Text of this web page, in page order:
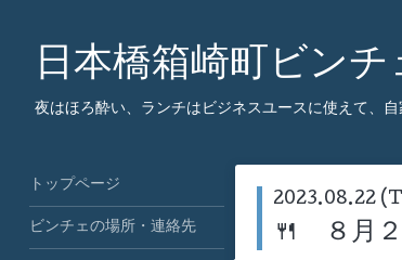
日本橋箱崎町ビンチ
夜はほろ酔い、ランチはビジネスユースに使えて、
2023.08.22
🍴 ８月２
トップページ
ビンチェの場所・連絡先